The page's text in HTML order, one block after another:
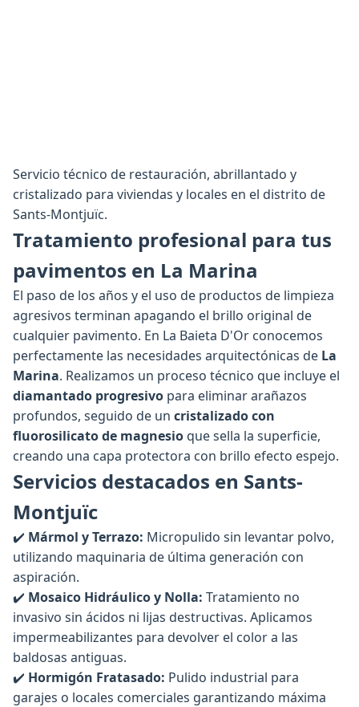
Servicio técnico de restauración, abrillantado y
cristalizado para viviendas y locales en el distrito de
Sants-Montjuïc.
Tratamiento profesional para tus
pavimentos en La Marina
El paso de los años y el uso de productos de limpieza
agresivos terminan apagando el brillo original de
cualquier pavimento. En La Baieta D'Or conocemos
perfectamente las necesidades arquitectónicas de La
Marina. Realizamos un proceso técnico que incluye el
diamantado progresivo para eliminar arañazos
profundos, seguido de un cristalizado con
fluorosilicato de magnesioque sella la superficie,
creando una capa protectora con brillo efecto espejo.
Servicios destacados en Sants-
Montjuïc
✔️ Mármol y Terrazo: Micropulido sin levantar polvo,
utilizando maquinaria de última generación con
aspiración.
✔️ Mosaico Hidráulico y Nolla: Tratamiento no
invasivo sin ácidos ni lijas destructivas. Aplicamos
impermeabilizantes para devolver el color a las
baldosas antiguas.
✔️ Hormigón Fratasado: Pulido industrial para
garajes o locales comerciales garantizando máxima